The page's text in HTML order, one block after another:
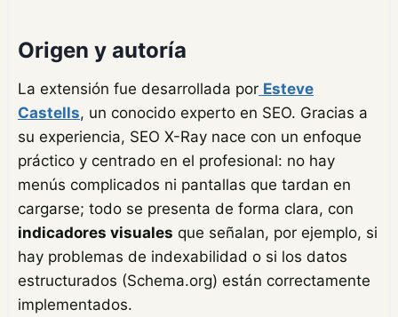
Origen y autoría
La extensión fue desarrollada por Esteve
Castells, un conocido experto en SEO. Gracias a
su experiencia, SEO X-Ray nace con un enfoque
práctico y centrado en el profesional: no hay
menús complicados ni pantallas que tardan en
cargarse; todo se presenta de forma clara, con
indicadores visuales que señalan, por ejemplo, si
hay problemas de indexabilidad o si los datos
estructurados (Schema.org) están correctamente
implementados.